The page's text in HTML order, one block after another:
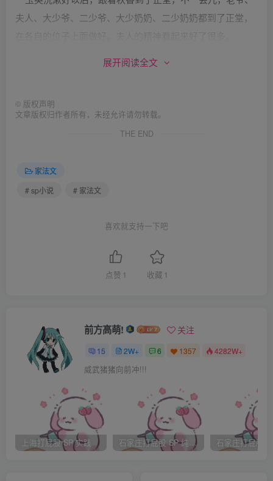
夫人、大少爷、二少爷、大少奶奶、二少奶奶都到了正堂，
如此这样，一一献过茶，老爷说：
“回父亲的话，一切按家规办了。”
展开阅读全文
© 版权声明
文章版权归作者所有，未经允许请勿转载。
THE END
家法文
# sp小说
# 家法文
喜欢就支持一下吧
点赞 1 收藏 1
前方高萌! 关注
15 2W+ 6 1357 4282W+
威武猪猪向前冲!!!
上海打屁股 SP 实践 石家庄打屁股 SP 纯实践